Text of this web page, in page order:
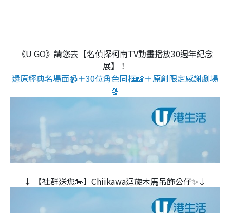
《U GO》請您去【名偵探柯南TV動畫播放30週年紀念
展】！
還原經典名場面📹＋30位角色同框📸＋原創限定感謝劇場
🍿
↓ 【社群送您🎠】Chiikawa迴旋木⾺吊飾公仔✨↓